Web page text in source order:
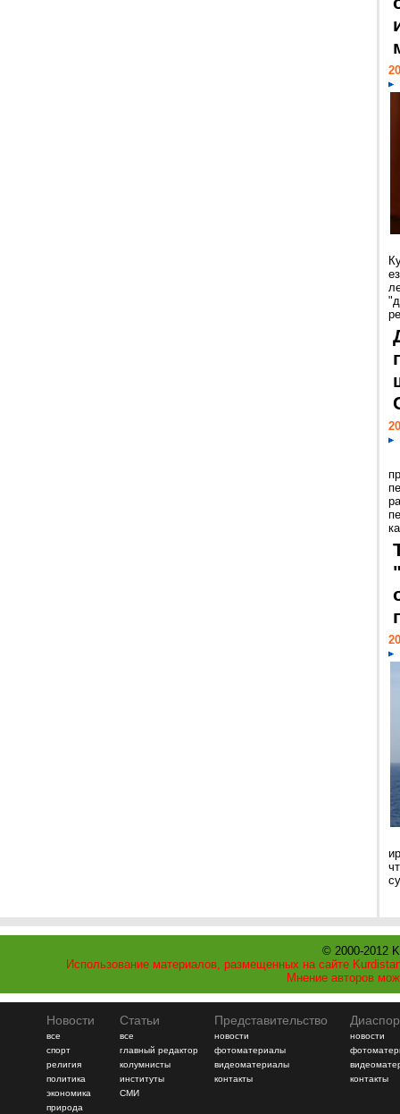
© 2000-2012
Использование материалов, размещенных на сайте
Мнение авторов
Новости
все
спорт
религия
политика
экономика
природа
Статьи
все
главный редактор
колумнисты
институты
СМИ
Представительство
новости
фотоматериалы
видеоматериалы
контакты
новости
контакты